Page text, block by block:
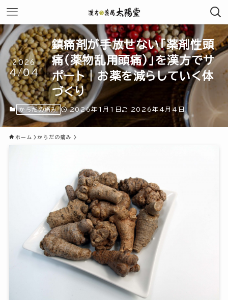
鎮痛剤が手放せない「薬剤性頭
痛（薬物乱用頭痛）」を漢方でサ
ポート｜お薬を減らしていく体
づくり
2026
4/04
からだの痛み 2026年1月1日 2026年4月4日
ホーム からだの痛み